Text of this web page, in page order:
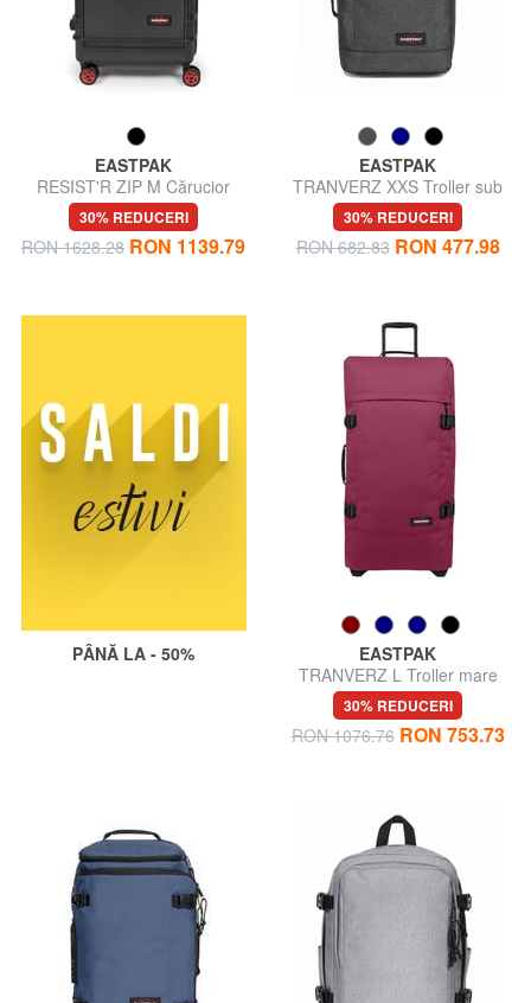
EASTPAK
RESIST'R ZIP M Cărucior
mediu
30% REDUCERI
RON 1628.28 RON 1139.79
EASTPAK
TRANVERZ XXS Troller sub
scaun
30% REDUCERI
RON 682.83 RON 477.98
PÂNĂ LA - 50%
EASTPAK
TRANVERZ L Troller mare
30% REDUCERI
RON 1076.76 RON 753.73